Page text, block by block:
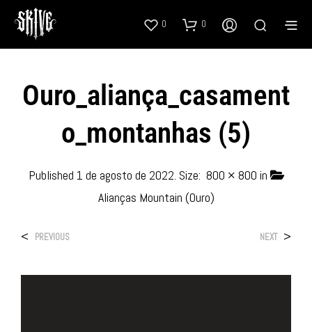
0 0
Ouro_aliança_casament
O_montanhas (5)
Published 1 de agosto de 2022. Size: 800 × 800 in
Alianças Mountain (Ouro)
< PREVIOUS NEXT >